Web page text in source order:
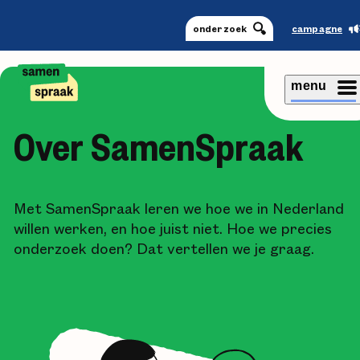
onderzoek campagne
menu
Over SamenSpraak
Met SamenSpraak leren we hoe we in Nederland
willen werken, en hoe juist niet. Hoe we precies
onderzoek doen? Dat vertellen we je graag.